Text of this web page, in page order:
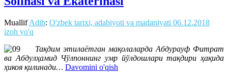
MuallifAdib: O'zbek tarixi, adabiyoti va madaniyati 06.12.2018
izoh yo'q
Тақдим этилаётган мақолаларда Абдурауф Фитрат
ва Абдулҳамид Чўлпоннинг умр йўлдошлари тақдири ҳақида
ҳикоя қилинади… Davomini o'qish